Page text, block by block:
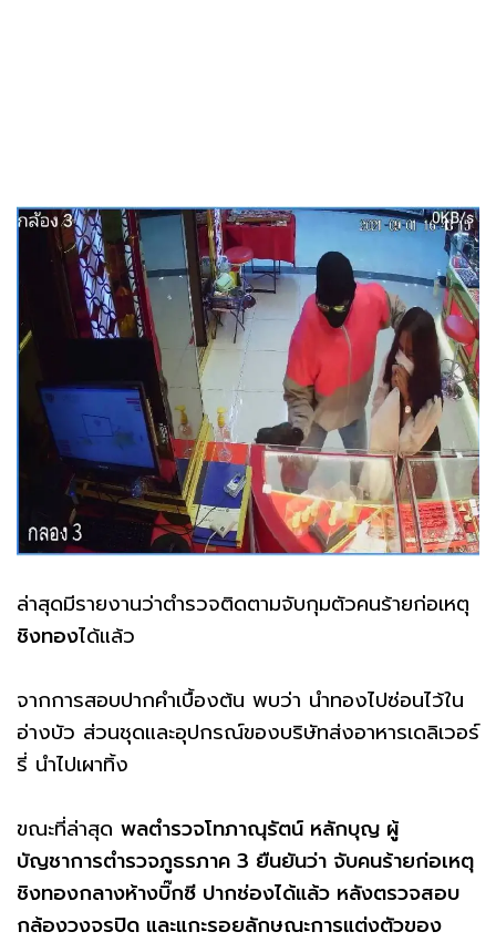
ล่าสุดมีรายงานว่าตำรวจติดตามจับกุมตัวคนร้ายก่อเหตุ
ชิงทองได้แล้ว
จากการสอบปากคำเบื้องต้น พบว่า นำทองไปซ่อนไว้ใน
อ่างบัว ส่วนชุดและอุปกรณ์ของบริษัทส่งอาหารเดลิเวอร์
รี่ นำไปเผาทิ้ง
ขณะที่ล่าสุด พลตำรวจโทภาณุรัตน์ หลักบุญ ผู้
บัญชาการตำรวจภูธรภาค 3 ยืนยันว่า จับคนร้ายก่อเหตุ
ชิงทองกลางห้างบิ๊กซี ปากช่องได้แล้ว หลังตรวจสอบ
กล้องวงจรปิด และแกะรอยลักษณะการแต่งตัวของ